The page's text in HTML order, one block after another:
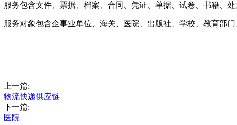
服务包含文件、票据、档案、合同、凭证、单据、试卷、书籍、
服务对象包含企事业单位、海关、医院、出版社、学校、教育部
上一篇:
物流快递供应链
下一篇:
医院